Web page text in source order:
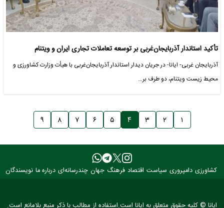
تأکید استاندار آذربایجان‌غربی بر توسعه تعاملات تجاری ایران و ویتنام
آذربایجان غربی- ایانا- در جریان دیدار استاندار آذربایجان‌غربی با هیأت وزارت کشاورزی و
محیط زیست ویتنام، دو طرف بر…
۱ ۲ ۳ ۴ ۵ ۶ ۷ ۸ ۹
کشاورزی دامپروری سیاست اقتصاد فرهنگ جهان چندرسانه‌ای درباره ما نویسندگان
ایانا © کلیه حقوق متعلق به ایانا است.استفاده از مطالب با ذکر منبع بلامانع است.